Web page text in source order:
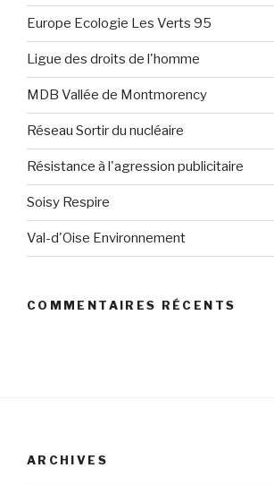
Europe Ecologie Les Verts 95
Ligue des droits de l'homme
MDB Vallée de Montmorency
Réseau Sortir du nucléaire
Résistance à l'agression publicitaire
Soisy Respire
Val-d'Oise Environnement
COMMENTAIRES RÉCENTS
ARCHIVES